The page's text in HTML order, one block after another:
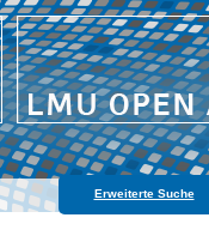
Erweiterte Suche